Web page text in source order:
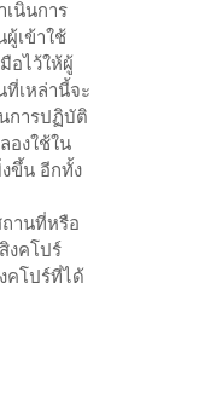
นินการ
เข้าใช้
อไว้ให้ผู้
ที่เหล่านี้จะ
การปฏิบัติ
องใช้ใน
ขึ้น อีกทั้ง
ถานที่หรือ
งคโปร์
คโปร์ที่ได้